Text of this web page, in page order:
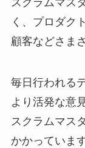
スクラムマス
く、プロダク
顧客などさま
毎日行われる
より活発な意
スクラムマス
かかっています